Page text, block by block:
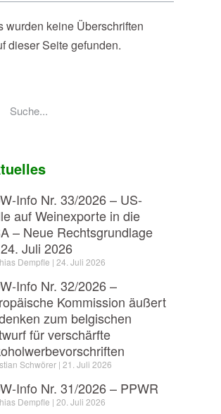
wurden keine Überschriften
dieser Seite gefunden.
Info Nr. 33/2026 – US-
auf Weinexporte in die
– Neue Rechtsgrundlage
Juli 2026
Dempfle 24. Juli 2026
Info Nr. 32/2026 –
Kommission äußert
zum belgischen
für verschärfte
Schwörer 21. Juli 2026
Info Nr. 31/2026 – PPWR
Dempfle 20. Juli 2026